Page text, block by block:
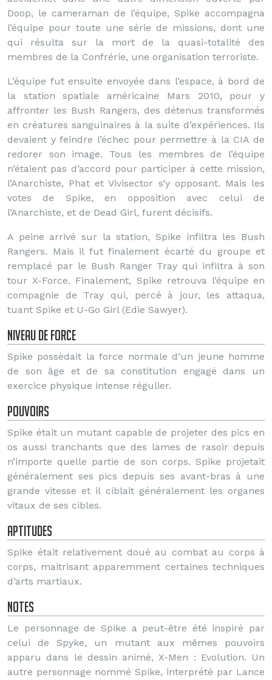
Doop, le cameraman de l’équipe, Spike accompagna
l’équipe pour toute une série de missions, dont une
qui résulta sur la mort de la quasi-totalité des
membres de la Confrérie, une organisation terroriste.
L’équipe fut ensuite envoyée dans l’espace, à bord de
la station spatiale américaine Mars 2010, pour y
affronter les Bush Rangers, des détenus transformés
en créatures sanguinaires à la suite d’expériences. Ils
devaient y feindre l’échec pour permettre à la CIA de
redorer son image. Tous les membres de l’équipe
n’étaient pas d’accord pour participer à cette mission,
l’Anarchiste, Phat et Vivisector s’y opposant. Mais les
votes de Spike, en opposition avec celui de
l’Anarchiste, et de Dead Girl, furent décisifs.
A peine arrivé sur la station, Spike infiltra les Bush
Rangers. Mais il fut finalement écarté du groupe et
remplacé par le Bush Ranger Tray qui infiltra à son
tour X-Force. Finalement, Spike retrouva l’équipe en
compagnie de Tray qui, percé à jour, les attaqua,
tuant Spike et U-Go Girl (Edie Sawyer).
Niveau de force
Spike possèdait la force normale d’un jeune homme
de son âge et de sa constitution engagé dans un
exercice physique intense régulier.
Pouvoirs
Spike était un mutant capable de projeter des pics en
os aussi tranchants que des lames de rasoir depuis
n’importe quelle partie de son corps. Spike projetait
généralement ses pics depuis ses avant-bras à une
grande vitesse et il ciblait généralement les organes
vitaux de ses cibles.
Aptitudes
Spike était relativement doué au combat au corps à
corps, maitrisant apparemment certaines techniques
d’arts martiaux.
Notes
Le personnage de Spike a peut-être été inspiré par
celui de Spyke, un mutant aux mêmes pouvoirs
apparu dans le dessin animé, X-Men : Evolution. Un
autre personnage nommé Spike, interprété par Lance